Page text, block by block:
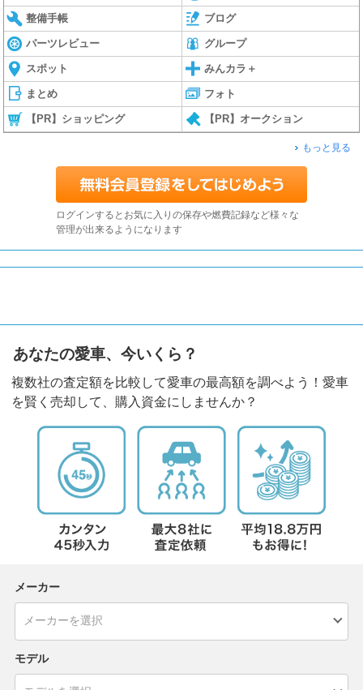
整備手帳 ブログ
パーツレビュー グループ
スポット みんカラ＋
まとめ フォト
【PR】ショッピング 【PR】オークション
もっと見る
ログインするとお気に入りの保存や燃費記録など様々な
管理が出来るようになります
あなたの愛車、今いくら？
複数社の査定額を比較して愛車の最高額を調べよう！愛車
を賢く売却して、購入資金にしませんか？
メーカー
モデル